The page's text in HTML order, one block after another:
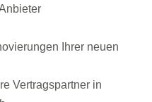
Ihrer neuen
Vertragspartner in